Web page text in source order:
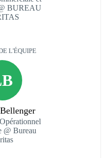
BUREAU
L'ÉQUIPE
@ Bureau